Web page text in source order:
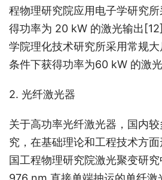
程物理研究院应用电子学研究
得功率为 20 kW 的激光输出 [12]
学院理化技术研究所采用常规
条件下获得功率为60 kW 的激
2. 光纤激光器
关于高功率光纤激光器，国内
究，在基础理论和工程技术方
国工程物理研究院激光聚变研